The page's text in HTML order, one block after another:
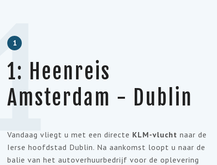
1
1: Heenreis
Amsterdam - Dublin
Vandaag vliegt u met een directe KLM-vlucht naar de
Ierse hoofdstad Dublin. Na aankomst loopt u naar de
balie van het autoverhuurbedrijf voor de oplevering